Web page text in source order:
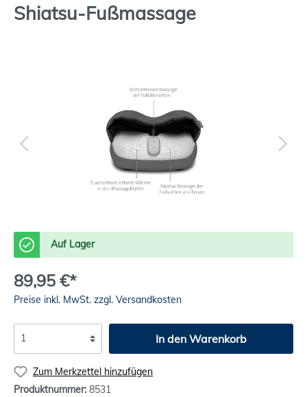
Shiatsu-Fußmassage
Auf Lager
89,95 €*
Preise inkl. MwSt. zzgl. Versandkosten
In den Warenkorb
Zum Merkzettel hinzufügen
Produktnummer: 8531